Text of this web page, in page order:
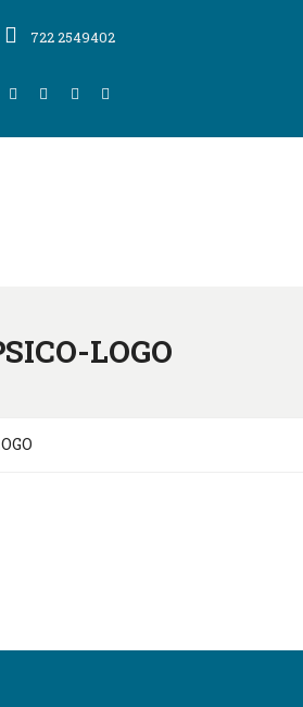
722 2549402
LOGO